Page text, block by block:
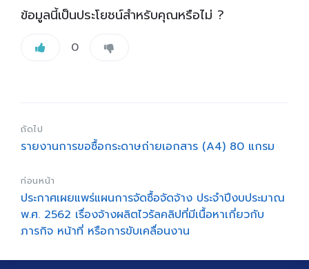
ข้อมูลนี้เป็นประโยชน์สำหรับคุณหรือไม่ ?
0
ถัดไป
รายงานการขอซื้อกระดาษถ่ายเอกสาร (A4) 80 แกรม
ก่อนหน้า
ประกาศเผยแพร่แผนการจัดซื้อจัดจ้าง ประจำปีงบประมาณ
พ.ศ. 2562 เรื่องจ้างผลิตไวรัลคลิปที่มีเนื้อหาเกี่ยวกับ
ภารกิจ หน้าที่ หรือการขับเคลื่อนงาน